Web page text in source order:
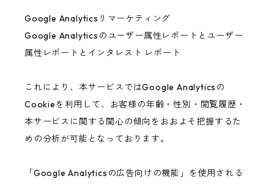
Google Analyticsリマーケティング
Google Analyticsのユーザー属性レポートとユーザー
属性レポートとインタレスト レポート
これにより、本サービスではGoogle Analyticsの
Cookieを利用して、お客様の年齢・性別・閲覧履歴・
本サービスに関する関心の傾向をおおよそ把握するた
めの分析が可能となっております。
「Google Analyticsの広告向けの機能」を使用される